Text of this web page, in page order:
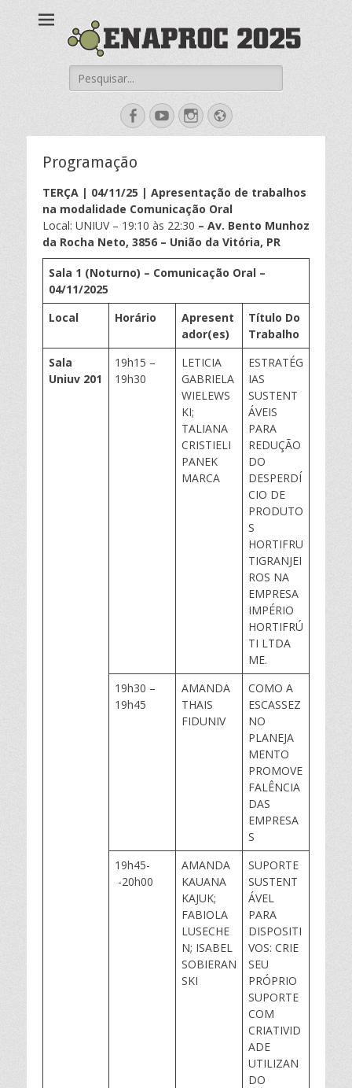
ENAPROC
Enaproc 2025
Pesquisar
por:
Facebook
YouTubeInstagram
Website
Programação
TERÇA | 04/11/25 | Apresentação de trabalhos
na modalidade Comunicação Oral
Local: UNIUV – 19:10 às 22:30 – Av. Bento Munhoz
da Rocha Neto, 3856 – União da Vitória, PR
Sala 1 (Noturno) – Comunicação Oral –
04/11/2025
Local
Horário
Apresent
ador(es)
Título Do
Trabalho
Sala
Uniuv 201
19h15 –
19h30
LETICIA
GABRIELA
WIELEWS
KI;
TALIANA
CRISTIELI
PANEK
MARCA
ESTRATÉG
IAS
SUSTENT
ÁVEIS
PARA
REDUÇÃO
DO
DESPERDÍ
CIO DE
PRODUTO
S
HORTIFRU
TIGRANJEI
ROS NA
EMPRESA
IMPÉRIO
HORTIFRÚ
TI LTDA
ME.
19h30 –
19h45
AMANDA
THAIS
FIDUNIV
COMO A
ESCASSEZ
NO
PLANEJA
MENTO
PROMOVE
FALÊNCIA
DAS
EMPRESA
S
19h45-
-20h00
AMANDA
KAUANA
KAJUK;
FABIOLA
LUSECHE
N; ISABEL
SOBIERAN
SKI
SUPORTE
SUSTENT
ÁVEL
PARA
DISPOSITI
VOS: CRIE
SEU
PRÓPRIO
SUPORTE
COM
CRIATIVID
ADE
UTILIZAN
DO